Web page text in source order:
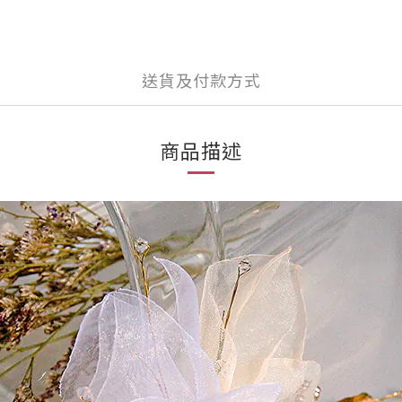
送貨及付款方式
商品描述